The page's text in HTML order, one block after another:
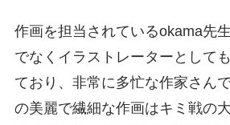
作画を担当されているokama先
でなくイラストレーターとして
ており、非常に多忙な作家さん
の美麗で繊細な作画はキミ戦の